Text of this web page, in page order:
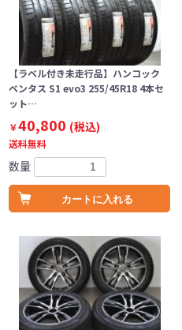
【ラベル付き未走行品】ハンコック
ベンタス S1 evo3 255/45R18 4本セ
ット…
￥40,800 (税込)
送料無料
数量
カートに入れる